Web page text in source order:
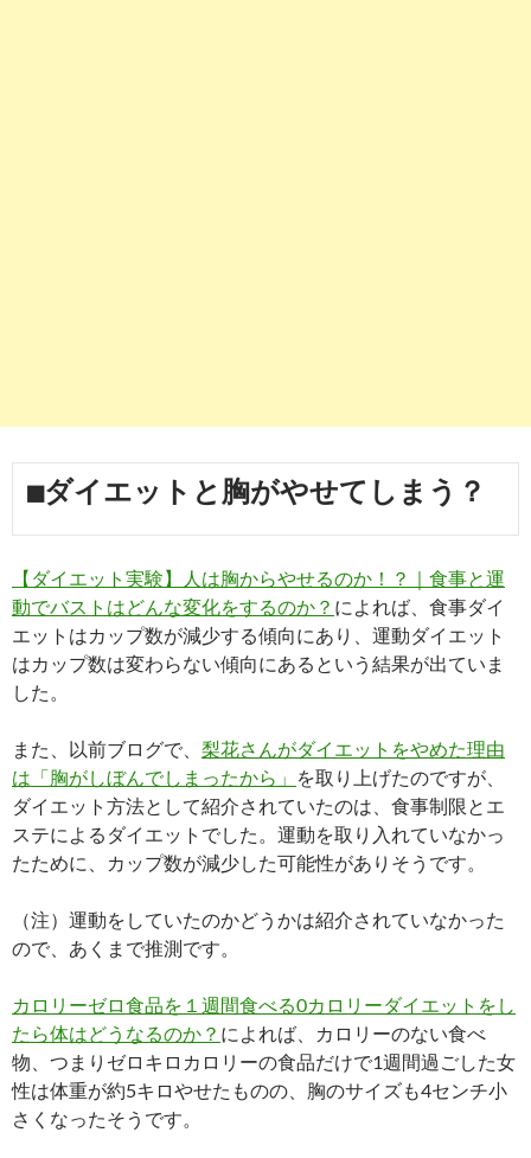
■ダイエットと胸がやせてしまう？
【ダイエット実験】人は胸からやせるのか！？｜食事と運
動でバストはどんな変化をするのか？ によれば、食事ダイ
エットはカップ数が減少する傾向にあり、運動ダイエット
はカップ数は変わらない傾向にあるという結果が出ていま
した。
また、以前ブログで、 梨花さんがダイエットをやめた理由
は「胸がしぼんでしまったから」 を取り上げたのですが、
ダイエット方法として紹介されていたのは、食事制限とエ
ステによるダイエットでした。運動を取り入れていなかっ
たために、カップ数が減少した可能性がありそうです。
（注）運動をしていたのかどうかは紹介されていなかった
ので、あくまで推測です。
カロリーゼロ食品を１週間食べる0カロリーダイエットをし
たら体はどうなるのか？ によれば、カロリーのない食べ
物、つまりゼロキロカロリーの食品だけで1週間過ごした女
性は体重が約5キロやせたものの、胸のサイズも4センチ小
さくなったそうです。